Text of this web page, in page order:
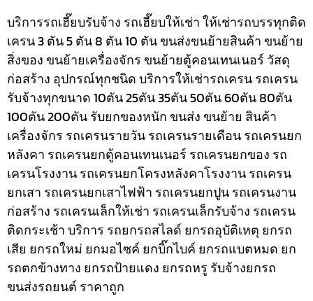
บริการรถเฮี๊ยบรับจ้าง รถเฮี๊ยบให้เช่า ให้เช่ารถบรรทุกติด
เครน 3 ตัน 5 ตัน 8 ตัน 10 ตัน ขนส่งขนย้ายสินค้า ขนย้าย
สิ่งของ ขนย้ายเครื่องจักร ขนย้ายตู้คอนเทนเนอร์ วัสดุ
ก่อสร้าง อุปกรณ์ทุกชนิดบริการให้เช่ารถเครน รถเครน
รับจ้างทุกขนาด 10ตัน 25ตัน 35ตัน 50ตัน 60ตัน 80ตัน
100ตัน 200ตัน รับยกของหนัก ขนส่ง ขนย้าย สินค้า
เครื่องจักร รถเครนรายวัน รถเครนรายเดือน รถเครนยก
หลังคา รถเครนยกตู้คอนเทนเนอร์ รถเครนยกของ รถ
เครนโรงงาน รถเครนยกโครงหลังคาโรงงาน รถเครน
ยกเสา รถเครนยกเสาไฟฟ้า รถเครนยกปูน รถเครนงาน
ก่อสร้าง รถเครนเล็กให้เช่า รถเครนเล็กรับจ้าง รถเครน
ติดกระเช้าบริการ รถยกรถสไลด์ ยกรถอุบัติเหตุ ยกรถ
เสีย ยกรถใหม่ ยกมอไซค์ ยกบิ๊กไบค์ ยกรถแบตหมด ยก
รถตกข้างทาง ยกรถป้ายแดง ยกรถหรู รับจ้างยกรถ
ขนส่งรถยนต์ ราคาถูก